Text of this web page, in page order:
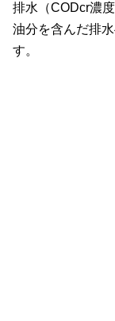
排水（CODcr濃
油分を含んだ排
す。